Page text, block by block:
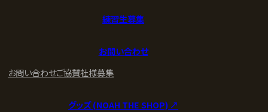
練習生募集
お問い合わせ
お問い合わせご協賛社様募集
グッズ (NOAH THE SHOP) ↗︎